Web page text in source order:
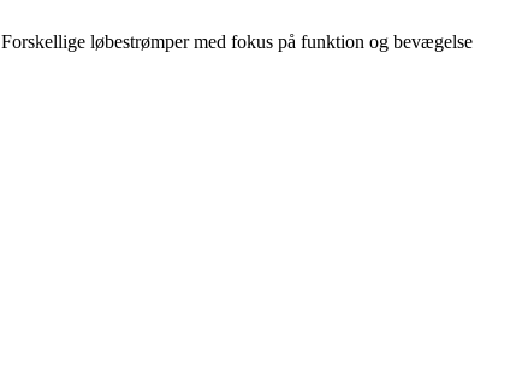
Forskellige løbestrømper med fokus på funktion og bevægelse